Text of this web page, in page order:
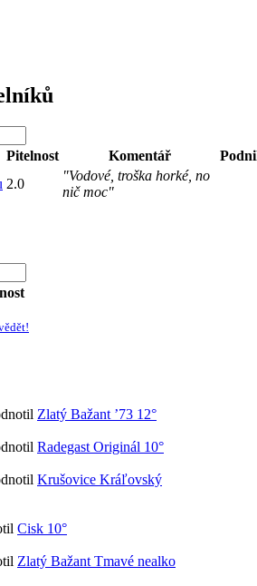
Pitelnost Komentář
2.0
"Vodové, troška horké, no
nič moc"
Zlatý Bažant ’73 12°
Radegast Originál 10°
Krušovice Kráľovský
Cisk 10°
Zlatý Bažant Tmavé nealko